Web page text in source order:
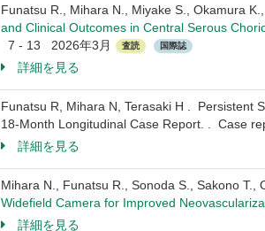
Funatsu R., Mihara N., Miyake S., Okamura
and Clinical Outcomes in Central Serous
7 - 13 2026年3月
査読 国際誌
詳細を見る
Funatsu R, Mihara N, Terasaki H . Persistent
18-Month Longitudinal Case Report. . Case
詳細を見る
Mihara N., Funatsu R., Sonoda S., Sakono T.,
Widefield Camera for Improved
詳細を見る